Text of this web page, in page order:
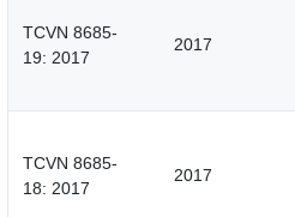
TCVN 8685-
19: 2017
2017
TCVN 8685-
18: 2017
2017